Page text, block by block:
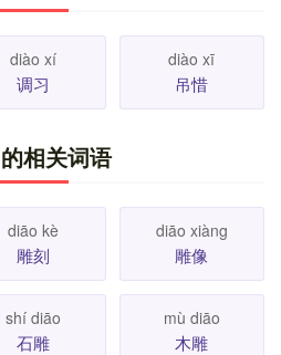
diào xí
调习
diào xī
吊惜
的相关词语
diāo kè
雕刻
diāo xiàng
雕像
shí diāo
石雕
mù diāo
木雕